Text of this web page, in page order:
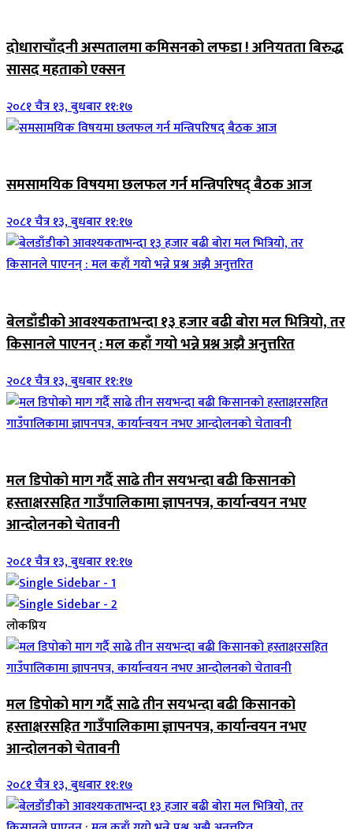
दोधाराचाँदनी अस्पतालमा कमिसनको लफडा ! अनियतता बिरुद्ध
सासद महताको एक्सन
२०८१ चैत्र १३, बुधबार ११:१७
समसामयिक विषयमा छलफल गर्न मन्त्रिपरिषद् बैठक आज
२०८१ चैत्र १३, बुधबार ११:१७
बेलडाँडीको आवश्यकताभन्दा १३ हजार बढी बोरा मल भित्रियो, तर
किसानले पाएनन् : मल कहाँ गयो भन्ने प्रश्न अझै अनुत्तरित
२०८१ चैत्र १३, बुधबार ११:१७
मल डिपोको माग गर्दै साढे तीन सयभन्दा बढी किसानको
हस्ताक्षरसहित गाउँपालिकामा ज्ञापनपत्र, कार्यान्वयन नभए
आन्दोलनको चेतावनी
२०८१ चैत्र १३, बुधबार ११:१७
लोकप्रिय
मल डिपोको माग गर्दै साढे तीन सयभन्दा बढी किसानको
हस्ताक्षरसहित गाउँपालिकामा ज्ञापनपत्र, कार्यान्वयन नभए
आन्दोलनको चेतावनी
२०८१ चैत्र १३, बुधबार ११:१७